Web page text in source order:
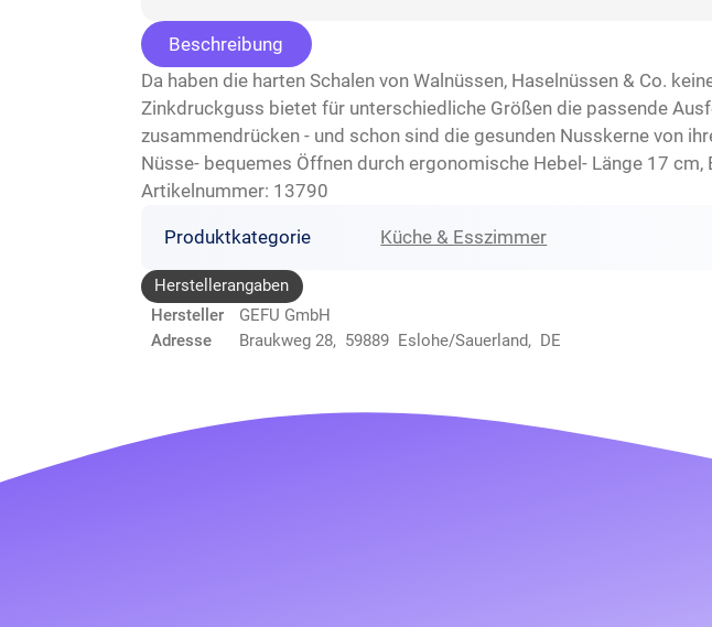
Beschreibung
Da haben die harten Schalen von Walnüssen, Haselnüssen & Co.
Zinkdruckguss bietet für unterschiedliche Größen die passende
zusammendrücken - und schon sind die gesunden Nusskerne von
Nüsse- bequemes Öffnen durch ergonomische Hebel- Länge 17
Artikelnummer: 13790
Produktkategorie Küche & Esszimmer
Herstellerangaben
Hersteller
GEFU GmbH
Adresse
Braukweg 28, 59889 Eslohe/Sauerland, DE